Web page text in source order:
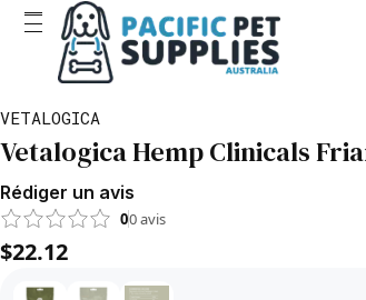
VETALOGICA
Vetalogica Hemp Clinicals
Rédiger un avis
00avis
$22.12